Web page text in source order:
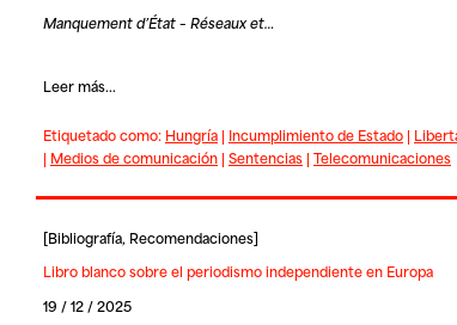
Manquement d’État – Réseaux et…
Leer más...
Etiquetado como: Hungría| Incumplimiento de Estado|
| Medios de comunicación| Sentencias| Telecomunicaciones
[Bibliografía, Recomendaciones]
Libro blanco sobre el periodismo independiente en Europa
19 / 12 / 2025